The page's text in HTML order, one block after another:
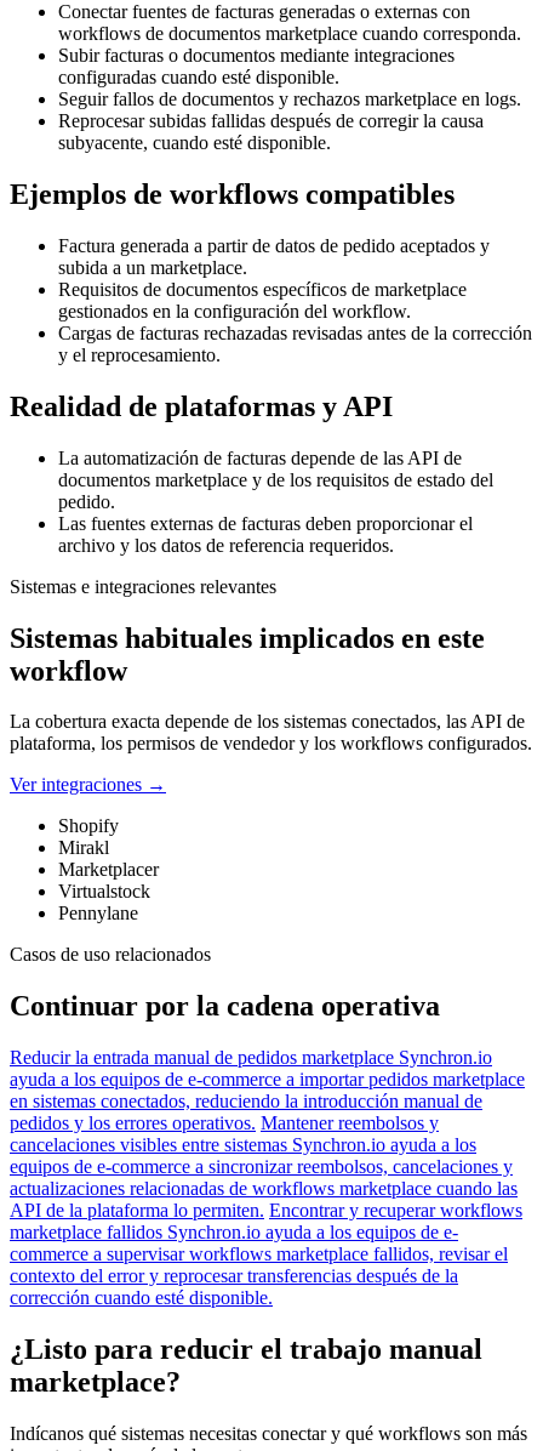
Conectar fuentes de facturas generadas o externas con
workflows de documentos marketplace cuando corresponda.
Subir facturas o documentos mediante integraciones
configuradas cuando esté disponible.
Seguir fallos de documentos y rechazos marketplace en logs.
Reprocesar subidas fallidas después de corregir la causa
subyacente, cuando esté disponible.
Ejemplos de workflows compatibles
Factura generada a partir de datos de pedido aceptados y
subida a un marketplace.
Requisitos de documentos específicos de marketplace
gestionados en la configuración del workflow.
Cargas de facturas rechazadas revisadas antes de la corrección
y el reprocesamiento.
Realidad de plataformas y API
La automatización de facturas depende de las API de
documentos marketplace y de los requisitos de estado del
pedido.
Las fuentes externas de facturas deben proporcionar el
archivo y los datos de referencia requeridos.
Sistemas e integraciones relevantes
Sistemas habituales implicados en este
workflow
La cobertura exacta depende de los sistemas conectados, las API de
plataforma, los permisos de vendedor y los workflows configurados.
Ver integraciones →
Shopify
Mirakl
Marketplacer
Virtualstock
Pennylane
Casos de uso relacionados
Continuar por la cadena operativa
Reducir la entrada manual de pedidos marketplace Synchron.io
ayuda a los equipos de e-commerce a importar pedidos marketplace
en sistemas conectados, reduciendo la introducción manual de
pedidos y los errores operativos. Mantener reembolsos y
cancelaciones visibles entre sistemas Synchron.io ayuda a los
equipos de e-commerce a sincronizar reembolsos, cancelaciones y
actualizaciones relacionadas de workflows marketplace cuando las
API de la plataforma lo permiten. Encontrar y recuperar workflows
marketplace fallidos Synchron.io ayuda a los equipos de e-
commerce a supervisar workflows marketplace fallidos, revisar el
contexto del error y reprocesar transferencias después de la
corrección cuando esté disponible.
¿Listo para reducir el trabajo manual
marketplace?
Indícanos qué sistemas necesitas conectar y qué workflows son más